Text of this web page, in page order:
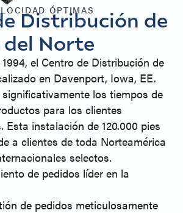
ÓPTIMAS
Distribución de
Norte
el Centro de Distribución de
en Davenport, Iowa, EE.
los tiempos de
para los clientes
Esta instalación de 120.000 pies
a clientes de toda Norteamérica
selectos.
de pedidos líder en la
de pedidos meticulosamente